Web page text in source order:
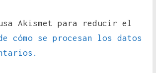
Akismet para reducir el
cómo se procesan los datos